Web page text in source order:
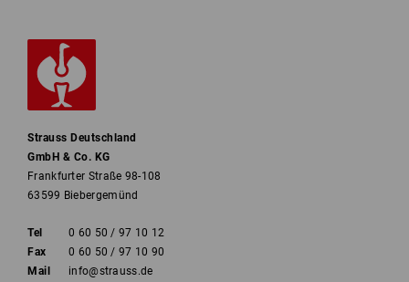
Strauss Deutschland
GmbH & Co. KG
Frankfurter Straße 98-108
63599 Biebergemünd
Tel
0 60 50 / 97 10 12
Fax
0 60 50 / 97 10 90
Mail
info@strauss.de